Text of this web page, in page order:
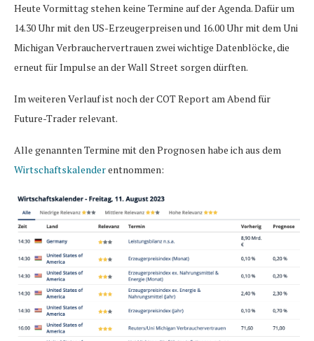
Heute Vormittag stehen keine Termine auf der Agenda. Dafür um
14.30 Uhr mit den US-Erzeugerpreisen und 16.00 Uhr mit dem Uni
Michigan Verbrauchervertrauen zwei wichtige Datenblöcke, die
erneut für Impulse an der Wall Street sorgen dürften.
Im weiteren Verlauf ist noch der COT Report am Abend für
Future-Trader relevant.
Alle genannten Termine mit den Prognosen habe ich aus dem
Wirtschaftskalenderentnommen: